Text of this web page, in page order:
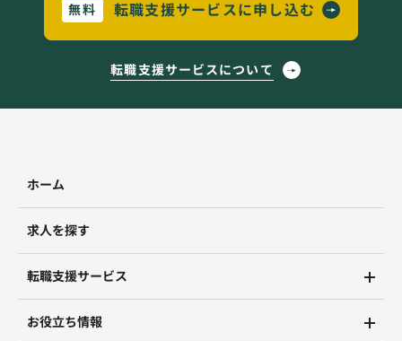
無料 転職支援サービスに申し込む
転職支援サービスについて
ホーム
求人を探す
転職支援サービス
お役立ち情報